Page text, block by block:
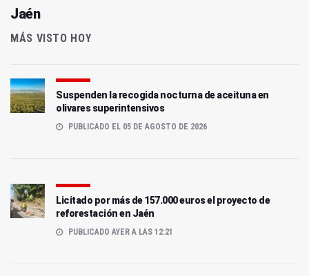
Jaén
MÁS VISTO HOY
Suspenden la recogida nocturna de aceituna en
olivares superintensivos
PUBLICADO EL 05 DE AGOSTO DE 2026
Licitado por más de 157.000 euros el proyecto de
reforestación en Jaén
PUBLICADO AYER A LAS 12:21